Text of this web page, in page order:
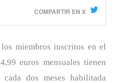
COMPARTIR EN X
miembros inscritos en el
euros mensuales tienen
dos meses habilitada